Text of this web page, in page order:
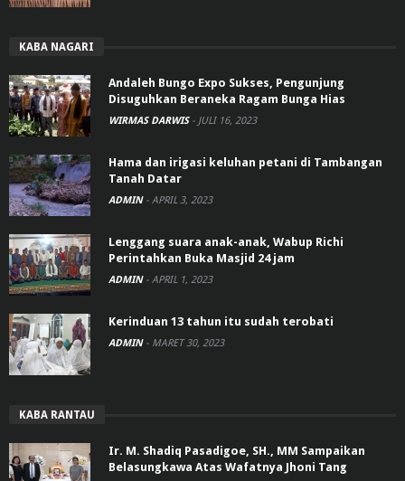
KABA NAGARI
Andaleh Bungo Expo Sukses, Pengunjung
Disuguhkan Beraneka Ragam Bunga Hias
WIRMAS DARWIS - JULI 16, 2023
Hama dan irigasi keluhan petani di Tambangan
Tanah Datar
ADMIN - APRIL 3, 2023
Lenggang suara anak-anak, Wabup Richi
Perintahkan Buka Masjid 24 jam
ADMIN - APRIL 1, 2023
Kerinduan 13 tahun itu sudah terobati
ADMIN - MARET 30, 2023
KABA RANTAU
Ir. M. Shadiq Pasadigoe, SH., MM Sampaikan
Belasungkawa Atas Wafatnya Jhoni Tang